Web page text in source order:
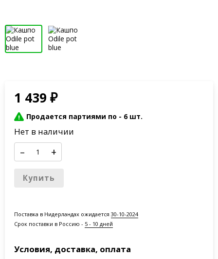
1 439₽
Продается партиями по - 6 шт.
Нет в наличии
– +
Купить
Поставка в Нидерландах ожидается30-10-2024
Срок поставки в Россию - 5 - 10 дней
Условия, доставка, оплата